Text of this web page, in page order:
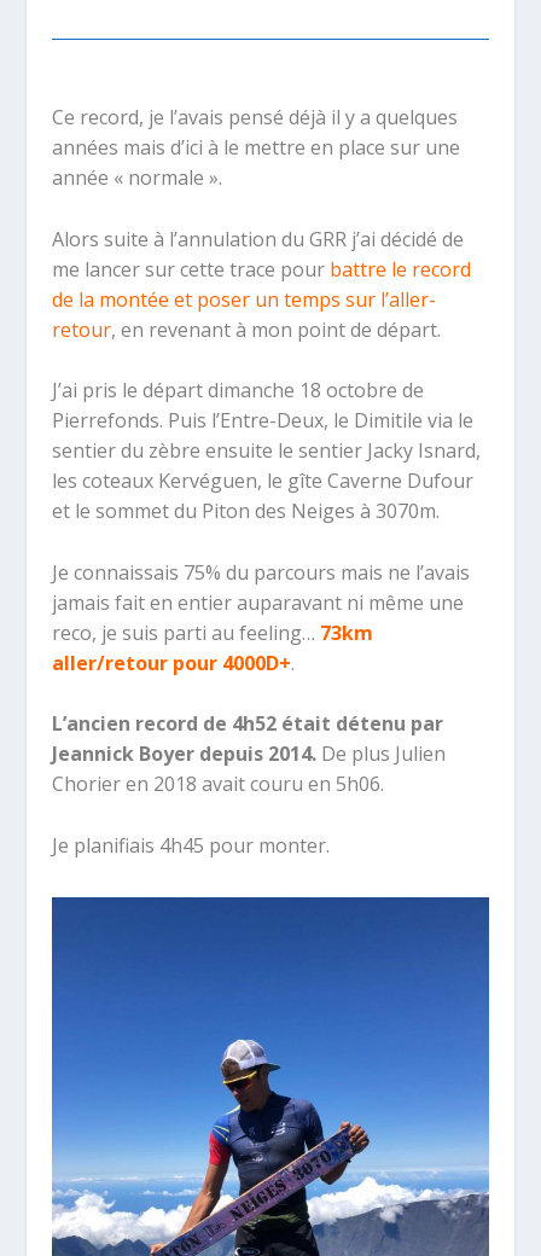
Ce record, je l’avais pensé déjà il y a quelques
années mais d’ici à le mettre en place sur une
année « normale ».
Alors suite à l’annulation du GRR j’ai décidé de
me lancer sur cette trace pour battre le record
de la montée et poser un temps sur l’aller-
retour, en revenant à mon point de départ.
J’ai pris le départ dimanche 18 octobre de
Pierrefonds. Puis l’Entre-Deux, le Dimitile via le
sentier du zèbre ensuite le sentier Jacky Isnard,
les coteaux Kervéguen, le gîte Caverne Dufour
et le sommet du Piton des Neiges à 3070m.
Je connaissais 75% du parcours mais ne l’avais
jamais fait en entier auparavant ni même une
reco, je suis parti au feeling… 73km
aller/retour pour 4000D+.
L’ancien record de 4h52 était détenu par
Jeannick Boyer depuis 2014.De plus Julien
Chorier en 2018 avait couru en 5h06.
Je planifiais 4h45 pour monter.